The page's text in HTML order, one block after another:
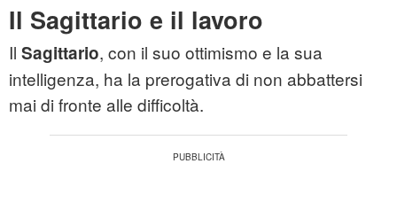
Il Sagittario e il lavoro
Il Sagittario, con il suo ottimismo e la sua
intelligenza, ha la prerogativa di non abbattersi
mai di fronte alle difficoltà.